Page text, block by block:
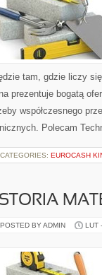
tam, gdzie liczy
prezentuje bogatą
współczesnego
Polecam
CATEGORIES: EUROCASH
POSTED BY ADMIN LUT